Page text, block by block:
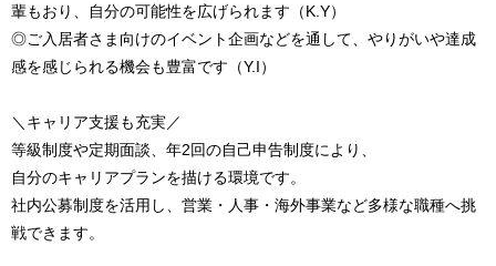
輩もおり、自分の可能性を広げられます（K.Y）
◎ご入居者さま向けのイベント企画などを通して、やりがいや達成
感を感じられる機会も豊富です（Y.I）
＼キャリア支援も充実／
等級制度や定期面談、年2回の自己申告制度により、
自分のキャリアプランを描ける環境です。
社内公募制度を活用し、営業・人事・海外事業など多様な職種へ挑
戦できます。